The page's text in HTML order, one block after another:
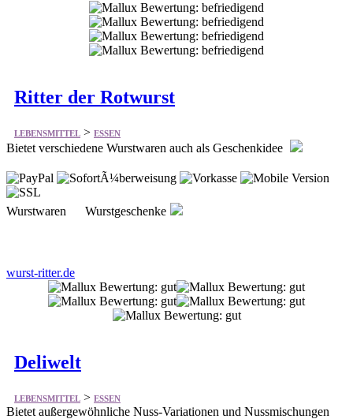
Ritter der Rotwurst
LEBENSMITTEL > ESSEN
Bietet verschiedene Wurstwaren auch als Geschenkidee
Wurstwaren Wurstgeschenke
wurst-ritter.de
Deliwelt
LEBENSMITTEL > ESSEN
Bietet außergewöhnliche Nuss-Variationen und Nussmischungen